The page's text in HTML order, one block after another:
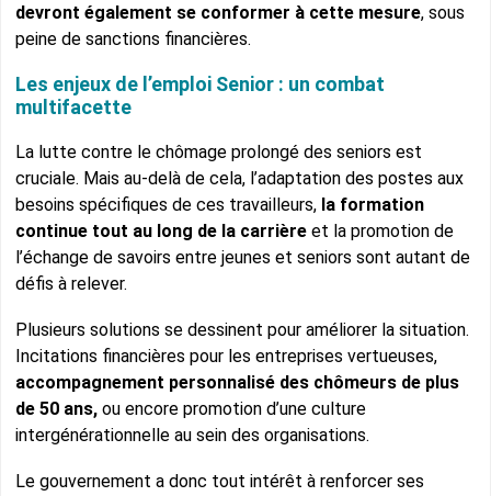
devront également se conformer à cette mesure, sous
peine de sanctions financières.
Les enjeux de l’emploi Senior : un combat
multifacette
La lutte contre le chômage prolongé des seniors est
cruciale. Mais au-delà de cela, l’adaptation des postes aux
besoins spécifiques de ces travailleurs, la formation
continue tout au long de la carrière et la promotion de
l’échange de savoirs entre jeunes et seniors sont autant de
défis à relever.
Plusieurs solutions se dessinent pour améliorer la situation.
Incitations financières pour les entreprises vertueuses,
accompagnement personnalisé des chômeurs de plus
de 50 ans, ou encore promotion d’une culture
intergénérationnelle au sein des organisations.
Le gouvernement a donc tout intérêt à renforcer ses